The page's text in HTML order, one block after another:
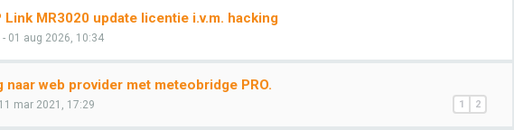
MR3020 update licentie i.v.m. hacking
- 01 aug 2026, 10:34
naar web provider met meteobridge PRO.
1 2
mar 2021, 17:29